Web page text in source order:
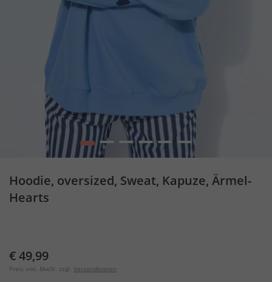
1 2 3 4 5 6
Hoodie, oversized, Sweat, Kapuze, Ärmel-
Hearts
€ 49,99
Preis inkl. MwSt. zzgl. Versandkosten